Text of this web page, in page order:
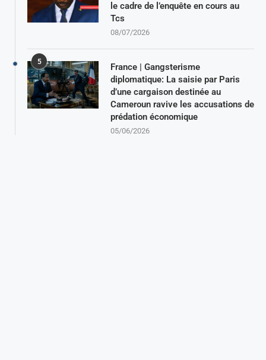
le cadre de l’enquête en cours au
Tcs
08/07/2026
5
France | Gangsterisme
diplomatique: La saisie par Paris
d’une cargaison destinée au
Cameroun ravive les accusations de
prédation économique
05/06/2026